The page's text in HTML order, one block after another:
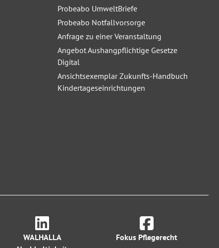
Probeabo UmweltBriefe
Probeabo Notfallvorsorge
Anfrage zu einer Veranstaltung
Angebot Aushangpflichtige Gesetze
Digital
Ansichtsexemplar Zukunfts-Handbuch
Kindertageseinrichtungen
WALHALLA
Fokus Pflegerecht